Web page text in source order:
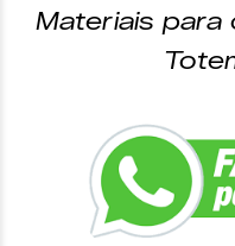
Materiais para